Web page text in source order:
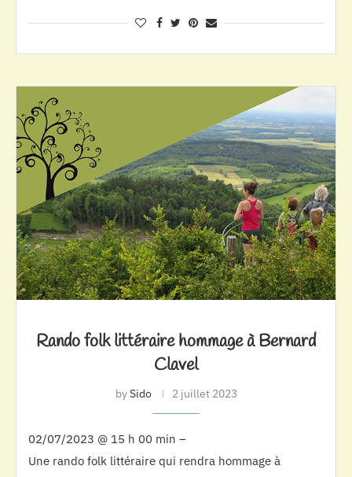
Rando folk littéraire hommage à Bernard
Clavel
bySido 2 juillet 2023
02/07/2023 @ 15 h 00 min –
Une rando folk littéraire qui rendra hommage à